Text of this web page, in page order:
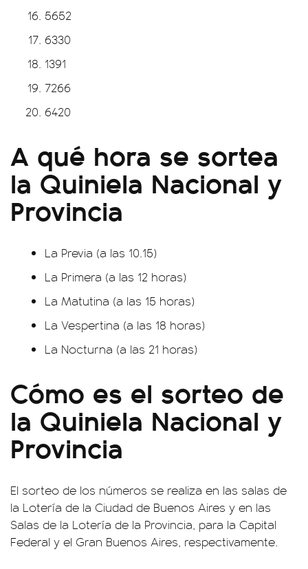
5652
6330
1391
7266
6420
A qué hora se sortea
la Quiniela Nacional y
Provincia
La Previa (a las 10.15)
La Primera (a las 12 horas)
La Matutina (a las 15 horas)
La Vespertina (a las 18 horas)
La Nocturna (a las 21 horas)
Cómo es el sorteo de
la Quiniela Nacional y
Provincia
El sorteo de los números se realiza en las salas de
la Lotería de la Ciudad de Buenos Aires y en las
Salas de la Lotería de la Provincia, para la Capital
Federal y el Gran Buenos Aires, respectivamente.